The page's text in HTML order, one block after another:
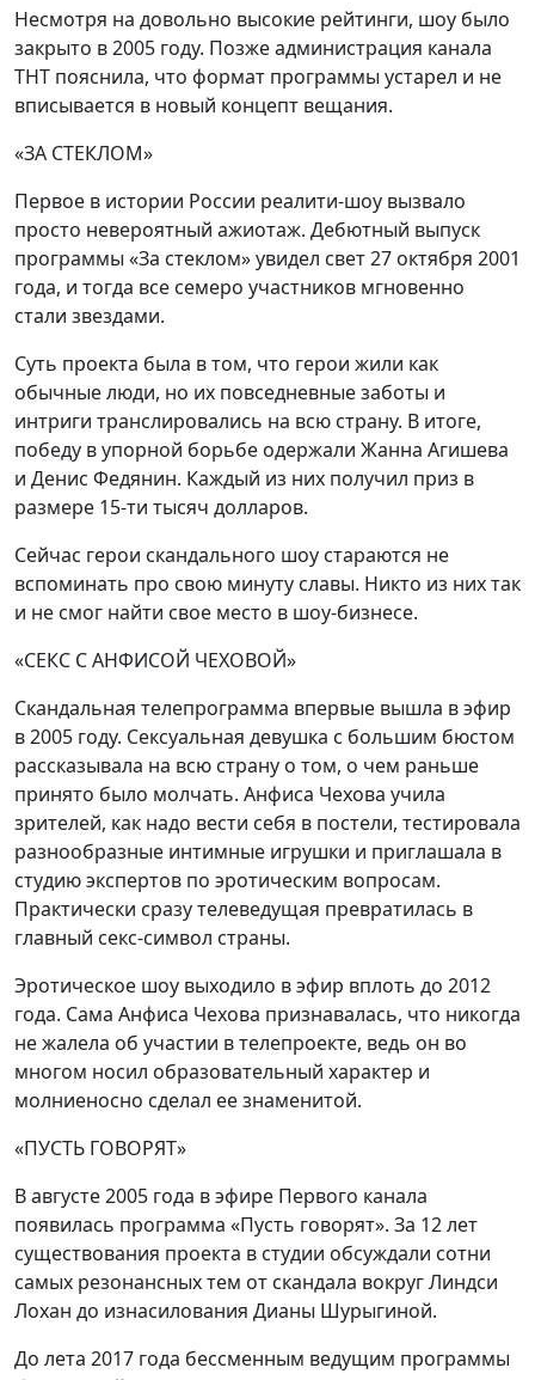
Несмотря на довольно высокие рейтинги, шоу было
закрыто в 2005 году. Позже администрация канала
ТНТ пояснила, что формат программы устарел и не
вписывается в новый концепт вещания.
«ЗА СТЕКЛОМ»
Первое в истории России реалити-шоу вызвало
просто невероятный ажиотаж. Дебютный выпуск
программы «За стеклом» увидел свет 27 октября 2001
года, и тогда все семеро участников мгновенно
стали звездами.
Суть проекта была в том, что герои жили как
обычные люди, но их повседневные заботы и
интриги транслировались на всю страну. В итоге,
победу в упорной борьбе одержали Жанна Агишева
и Денис Федянин. Каждый из них получил приз в
размере 15-ти тысяч долларов.
Сейчас герои скандального шоу стараются не
вспоминать про свою минуту славы. Никто из них так
и не смог найти свое место в шоу-бизнесе.
«СЕКС С АНФИСОЙ ЧЕХОВОЙ»
Скандальная телепрограмма впервые вышла в эфир
в 2005 году. Сексуальная девушка с большим бюстом
рассказывала на всю страну о том, о чем раньше
принято было молчать. Анфиса Чехова учила
зрителей, как надо вести себя в постели, тестировала
разнообразные интимные игрушки и приглашала в
студию экспертов по эротическим вопросам.
Практически сразу телеведущая превратилась в
главный секс-символ страны.
Эротическое шоу выходило в эфир вплоть до 2012
года. Сама Анфиса Чехова признавалась, что никогда
не жалела об участии в телепроекте, ведь он во
многом носил образовательный характер и
молниеносно сделал ее знаменитой.
«ПУСТЬ ГОВОРЯТ»
В августе 2005 года в эфире Первого канала
появилась программа «Пусть говорят». За 12 лет
существования проекта в студии обсуждали сотни
самых резонансных тем от скандала вокруг Линдси
Лохан до изнасилования Дианы Шурыгиной.
До лета 2017 года бессменным ведущим программы